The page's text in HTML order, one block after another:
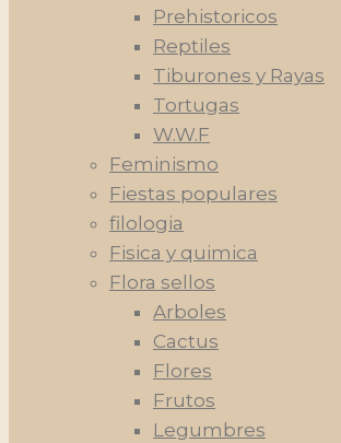
Prehistoricos
Reptiles
Tiburones y Rayas
Tortugas
W.W.F
Feminismo
Fiestas populares
filologia
Fisica y quimica
Flora sellos
Arboles
Cactus
Flores
Frutos
Legumbres